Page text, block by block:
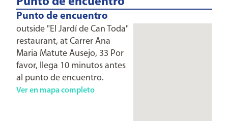
Punto de encuentro
outside "El Jardí de Can Toda"
restaurant, at Carrer Ana
Maria Matute Ausejo, 33 Por
favor, llega 10 minutos antes
al punto de encuentro.
Ver en mapa completo